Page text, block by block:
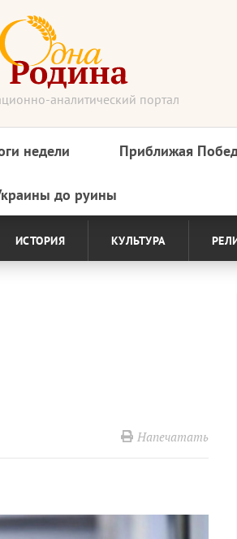
аналитический портал
недели Приближая
до руины
ИСТОРИЯ КУЛЬТУРА
Напечатать